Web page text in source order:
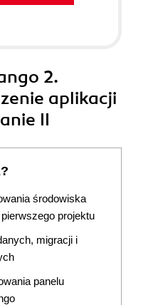
2.
aplikacji
II
środowiska
projektu
migracji i
panelu